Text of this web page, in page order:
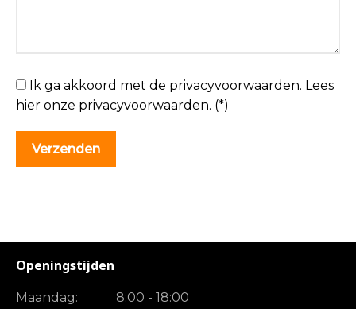
Ik ga akkoord met de privacyvoorwaarden. Lees
hier onze privacyvoorwaarden. (*)
Openingstijden
Maandag:
8:00 - 18:00